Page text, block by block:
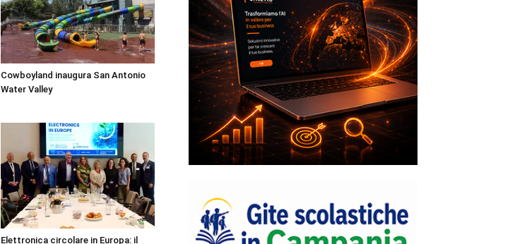
Cowboyland inaugura San Antonio
Water Valley
Elettronica circolare in Europa: il